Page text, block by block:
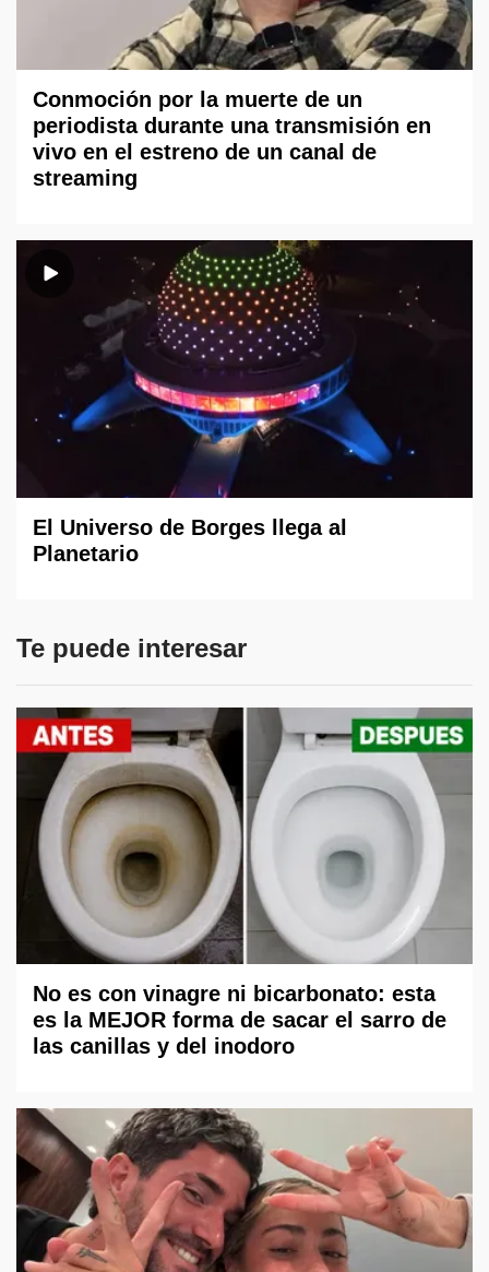
Conmoción por la muerte de un
periodista durante una transmisión en
vivo en el estreno de un canal de
streaming
El Universo de Borges llega al
Planetario
Te puede interesar
No es con vinagre ni bicarbonato: esta
es la MEJOR forma de sacar el sarro de
las canillas y del inodoro